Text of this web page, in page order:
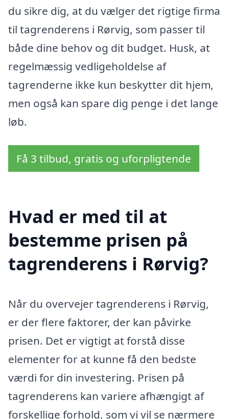
du sikre dig, at du vælger det rigtige firma
til tagrenderens i Rørvig, som passer til
både dine behov og dit budget. Husk, at
regelmæssig vedligeholdelse af
tagrenderne ikke kun beskytter dit hjem,
men også kan spare dig penge i det lange
løb.
Få 3 tilbud, gratis og uforpligtende
Hvad er med til at
bestemme prisen på
tagrenderens i Rørvig?
Når du overvejer tagrenderens i Rørvig,
er der flere faktorer, der kan påvirke
prisen. Det er vigtigt at forstå disse
elementer for at kunne få den bedste
værdi for din investering. Prisen på
tagrenderens kan variere afhængigt af
forskellige forhold, som vi vil se nærmere